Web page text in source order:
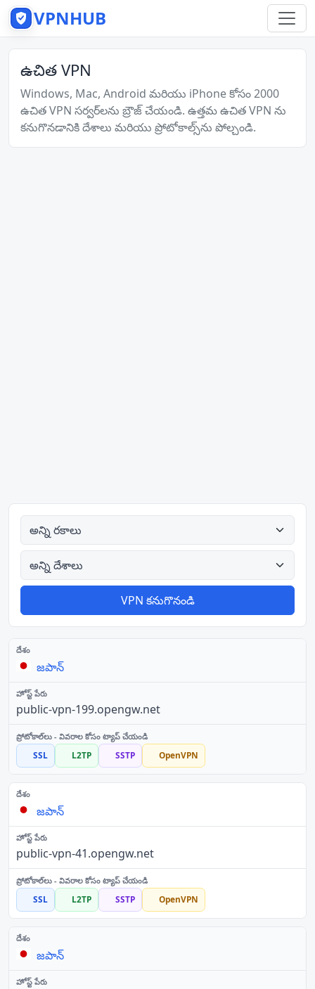
VPNHUB
ఉచిత VPN
Windows, Mac, Android మరియు iPhone కోసం 2000
ఉచిత VPN సర్వర్‌లను బ్రౌజ్ చేయండి. ఉత్తమ ఉచిత VPN ను
కనుగొనడానికి దేశాలు మరియు ప్రోటోకాల్స్‌ను పోల్చండి.
అన్ని రకాలు
అన్ని దేశాలు
VPN కనుగొనండి
జపాన్
public-vpn-199.opengw.net
SSL L2TP SSTP OpenVPN
జపాన్
public-vpn-41.opengw.net
SSL L2TP SSTP OpenVPN
జపాన్